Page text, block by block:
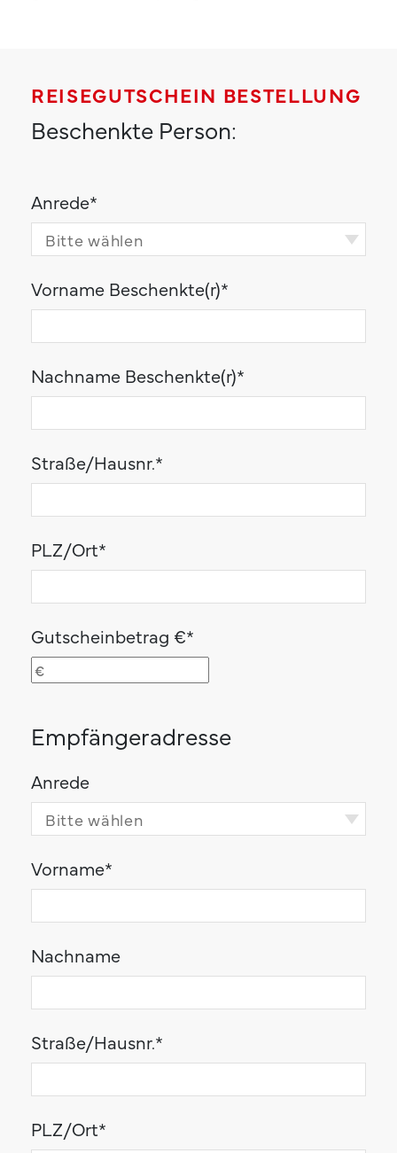
REISEGUTSCHEIN BESTELLUNG
Beschenkte Person:
Anrede*
Vorname Beschenkte(r)*
Nachname Beschenkte(r)*
Straße/Hausnr.*
PLZ/Ort*
Gutscheinbetrag €*
Empfängeradresse
Anrede
Vorname*
Nachname
Straße/Hausnr.*
PLZ/Ort*